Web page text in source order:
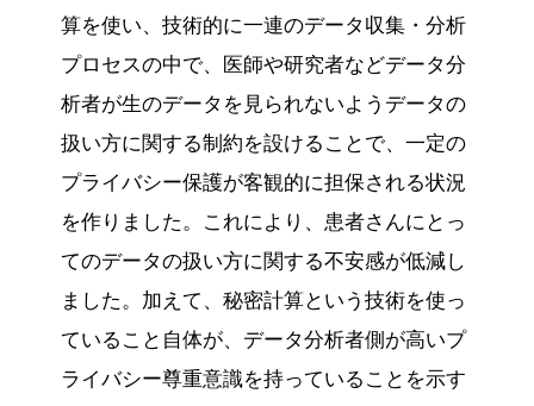
算を使い、技術的に一連のデータ収集・分析
プロセスの中で、医師や研究者などデータ分
析者が生のデータを見られないようデータの
扱い方に関する制約を設けることで、一定の
プライバシー保護が客観的に担保される状況
を作りました。これにより、患者さんにとっ
てのデータの扱い方に関する不安感が低減し
ました。加えて、秘密計算という技術を使っ
ていること自体が、データ分析者側が高いプ
ライバシー尊重意識を持っていることを示す